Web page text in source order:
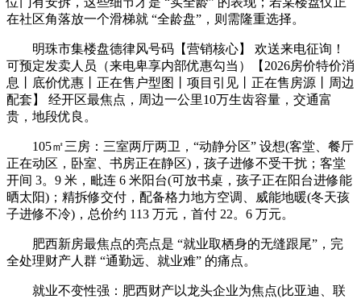
在社区角落放一个滑梯就 “全龄盘”，则需隆重选择。
明珠市集楼盘德律风号码【营销核心】 欢送来电征询！
可预定发卖人员（来电卑享内部优惠勾当）【2026房价特价消
息丨底价优惠丨正在售户型图丨项目引见丨正在售房源丨周边
配套】 经开区最焦点，周边一公里10万生齿容量，交通富
贵，地段优良。
105㎡三房：三室两厅两卫，“动静分区” 设想(客堂、餐厅
正在动区，卧室、书房正在静区)，孩子进修不受干扰；客堂
开间 3。9 米，毗连 6 米阳台(可放书桌，孩子正在阳台进修能
晒太阳)；精拆修交付，配备格力地方空调、威能地暖(冬天孩
子进修不冷)，总价约 113 万元，首付 22。6 万元。
肥西新房最焦点的亮点是 “就业取栖身的无缝跟尾”，完
全处理财产人群 “通勤远、就业难” 的痛点。
就业不变性强：肥西财产以龙头企业为焦点(比亚迪、联